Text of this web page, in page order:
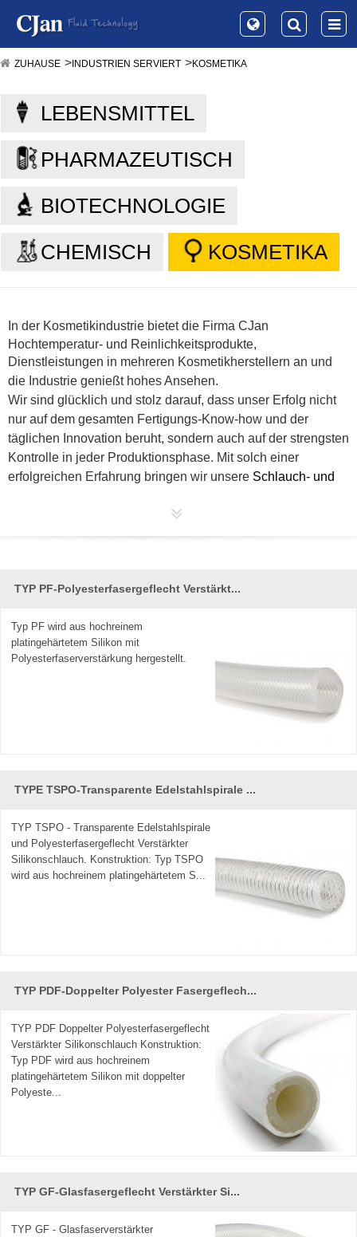
ZUHAUSE INDUSTRIEN SERVIERT KOSMETIKA
LEBENSMITTEL
PHARMAZEUTISCH
BIOTECHNOLOGIE
CHEMISCH
KOSMETIKA
In der Kosmetikindustrie bietet die Firma CJan
Hochtemperatur- und Reinlichkeitsprodukte,
Dienstleistungen in mehreren Kosmetikherstellern an und
die Industrie genießthohes Ansehen.
Wir sind glücklich und stolz darauf, dass unser Erfolg nicht
nur auf dem gesamten Fertigungs-Know-how und der
täglichen Innovation beruht, sondern auch auf der strengsten
Kontrolle in jeder Produktionsphase. Mit solch einer
erfolgreichen Erfahrung bringen wir unsere Schlauch- und
mehr Sicherheit, niedrigere Kosten, höhere Qualität, lange
Lebensdauer und bessere Effizienz.
TYP PF-Polyesterfasergeflecht Verstärkt...
Typ PF wird aus hochreinem
platingehärtetem Silikon mit
Polyesterfaserverstärkung hergestellt.
TYPE TSPO-Transparente Edelstahlspirale ...
TYP TSPO - Transparente Edelstahlspirale
und Polyesterfasergeflecht Verstärkter
Silikonschlauch. Konstruktion: Typ TSPO
wird aus hochreinem platingehärtetem S...
TYP PDF-Doppelter Polyester Fasergeflech...
TYP PDF Doppelter Polyesterfasergeflecht
Verstärkter Silikonschlauch Konstruktion:
Typ PDF wird aus hochreinem
platingehärtetem Silikon mit doppelter
Polyeste...
TYP GF-Glasfasergeflecht Verstärkter Si...
TYP GF - Glasfaserverstärkter